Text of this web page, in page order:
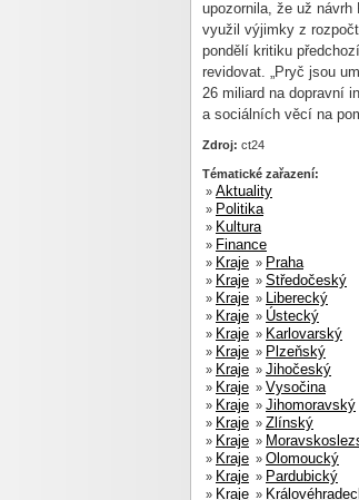
upozornila, že už návrh
využil výjimky z
pondělí kritiku
revidovat. „Pryč jsou
26 miliard na dopravní
a sociálních věcí na
Zdroj: ct24
Tématické zařazení:
» Aktuality
» Politika
» Kultura
» Finance
» Kraje » Praha
» Kraje » Středočeský
» Kraje » Liberecký
» Kraje » Ústecký
» Kraje » Karlovarský
» Kraje » Plzeňský
» Kraje » Jihočeský
» Kraje » Vysočina
» Kraje » Jihomoravský
» Kraje » Zlínský
» Kraje »
» Kraje » Olomoucký
» Kraje » Pardubický
» Kraje »